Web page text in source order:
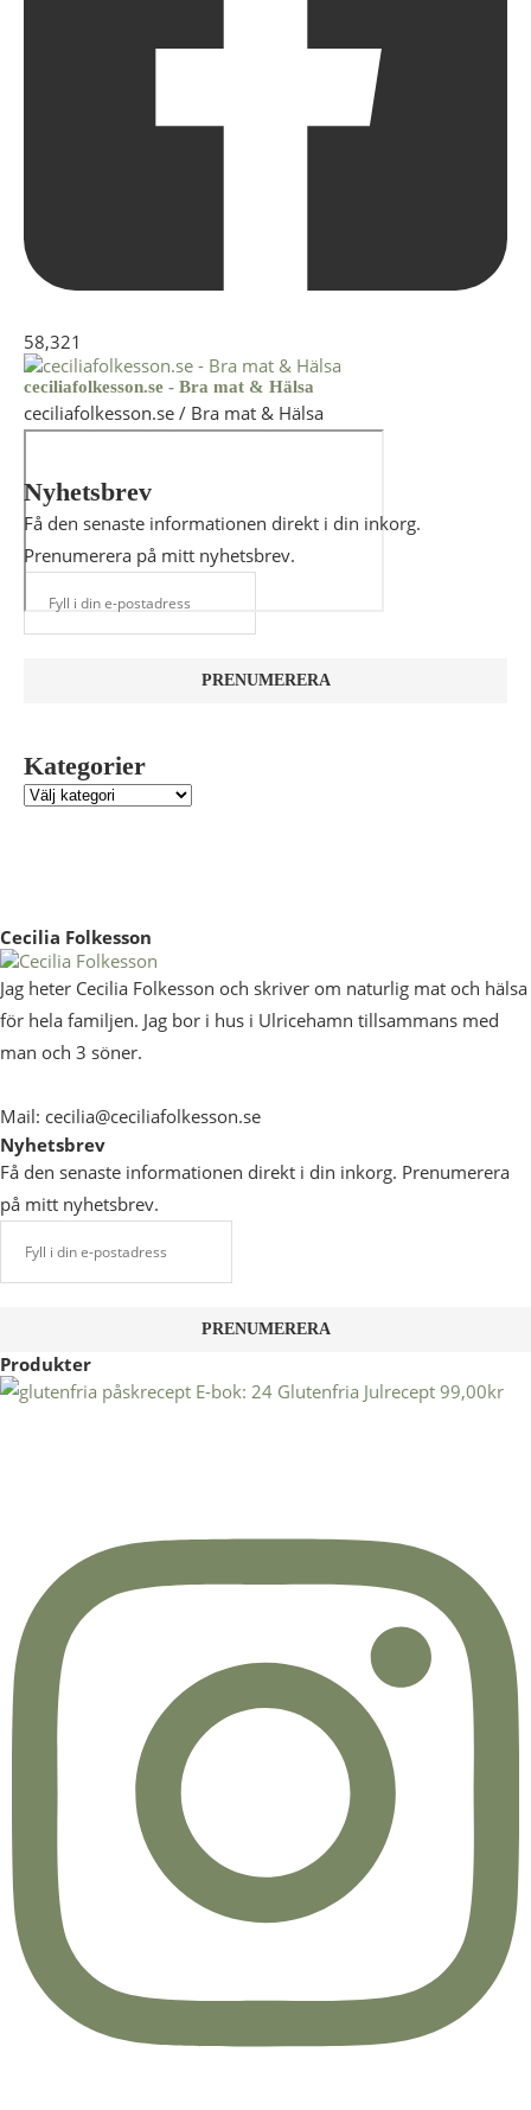
58,321
ceciliafolkesson.se - Bra mat & Hälsa
ceciliafolkesson.se / Bra mat & Hälsa
Nyhetsbrev
Få den senaste informationen direkt i din inkorg.
Prenumerera på mitt nyhetsbrev.
Kategorier
Cecilia Folkesson
Jag heter Cecilia Folkesson och skriver om naturlig mat och hälsa
för hela familjen. Jag bor i hus i Ulricehamn tillsammans med
man och 3 söner.
Mail: cecilia@ceciliafolkesson.se
Nyhetsbrev
Få den senaste informationen direkt i din inkorg. Prenumerera
på mitt nyhetsbrev.
Produkter
E-bok: 24 Glutenfria Julrecept 99,00kr